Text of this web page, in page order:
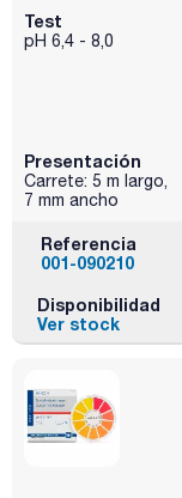
Test
pH 6,4 - 8,0
Presentación
Carrete: 5 m largo,
7 mm ancho
Referencia
001-090210
Disponibilidad
Ver stock